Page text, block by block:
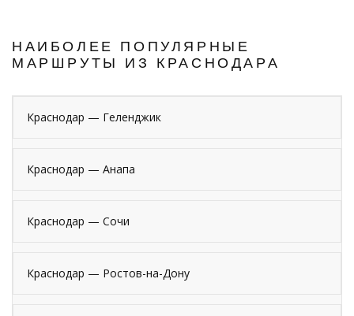
НАИБОЛЕЕ ПОПУЛЯРНЫЕ
МАРШРУТЫ ИЗ КРАСНОДАРА
Краснодар — Геленджик
Краснодар — Анапа
Краснодар — Сочи
Краснодар — Ростов-на-Дону